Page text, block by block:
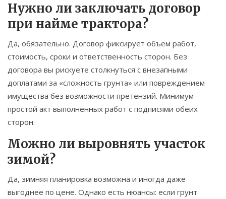
Нужно ли заключать договор
при найме трактора?
Да, обязательно. Договор фиксирует объем работ,
стоимость, сроки и ответственность сторон. Без
договора вы рискуете столкнуться с внезапными
доплатами за «сложность грунта» или повреждением
имущества без возможности претензий. Минимум -
простой акт выполненных работ с подписями обеих
сторон.
Можно ли выровнять участок
зимой?
Да, зимняя планировка возможна и иногда даже
выгоднее по цене. Однако есть нюансы: если грунт